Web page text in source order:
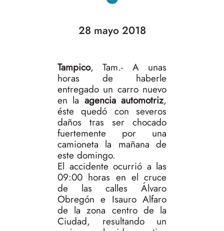
28 mayo 2018
Tampico, Tam.- A unas
horas de haberle
entregado un carro nuevo
en la agencia automotriz,
éste quedó con severos
daños tras ser chocado
fuertemente por una
camioneta la mañana de
este domingo.
El accidente ocurrió a las
09:00 horas en el cruce
de las calles Álvaro
Obregón e Isauro Alfaro
de la zona centro de la
Ciudad, resultando un